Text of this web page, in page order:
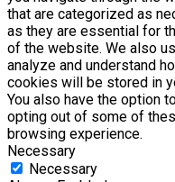
that are categorized as
as they are essential for
of the website. We also
analyze and understand
cookies will be stored in
You also have the option
opting out of some of
browsing experience.
Necessary
Necessary